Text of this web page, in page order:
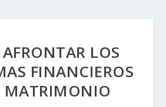
LOS
FINANCIEROS
MATRIMONIO